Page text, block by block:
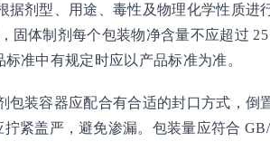
据剂型、用途、毒性及物理化学性质进
固体制剂每个包装物净含量不应超过
标准中有规定时应以产品标准为准。
包装容器应配合有合适的封口方式，倒
拧紧盖严，避免渗漏。包装量应符合